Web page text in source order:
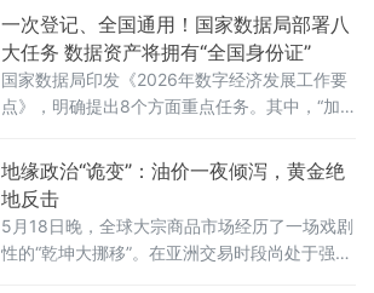
元1年期MLF资金，冲抵当月5000亿元MLF到
期量后实现1000亿元净投放，而就在此之前的
5月中旬，3个月和6个月两个期限的买断式逆回
购刚实现10000亿元规模的净回笼，两者共
一次登记、全国通用！国家数据局部署八
大任务 数据资产将拥有“全国身份证”
国家数据局印发《2026年数字经济发展工作要
点》，明确提出8个方面重点任务。其中，“加
数据要素市场化配置改革的首要举措，成为最
受市场瞩目的政策亮点。数据作为第五大生产
要素，其产权归属长期处于“有财产、无凭证”的
模糊地带。各地分散探索的数
地缘政治“诡变”：油价一夜倾泻，黄金绝
地反击
5月18日晚，全球大宗商品市场经历了一场戏剧
性的“乾坤大挪移”。在亚洲交易时段尚处于强势